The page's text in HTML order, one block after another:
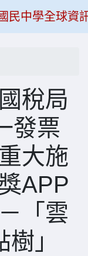
民中學全球資
稅局
發票
大施
APP
「雲
」